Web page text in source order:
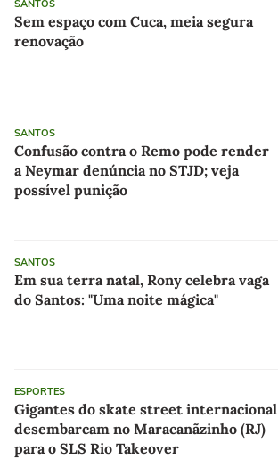
SANTOS
Sem espaço com Cuca, meia segura
renovação
SANTOS
Confusão contra o Remo pode render
a Neymar denúncia no STJD; veja
possível punição
SANTOS
Em sua terra natal, Rony celebra vaga
do Santos: "Uma noite mágica"
ESPORTES
Gigantes do skate street internacional
desembarcam no Maracanãzinho (RJ)
para o SLS Rio Takeover